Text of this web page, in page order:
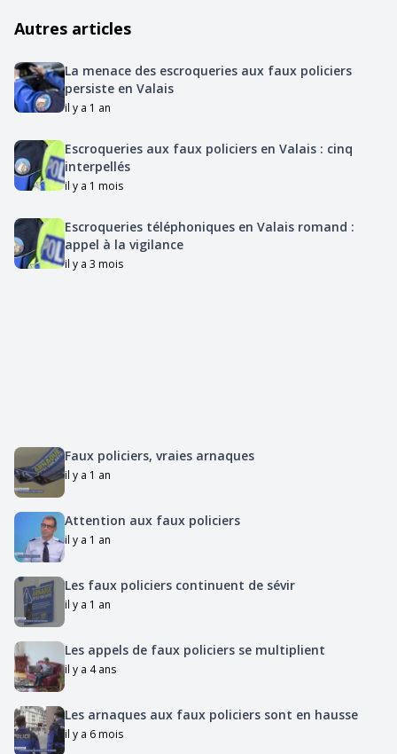
Autres articles
La menace des escroqueries aux faux policiers
persiste en Valais
il y a 1 an
Escroqueries aux faux policiers en Valais : cinq
interpellés
il y a 1 mois
Escroqueries téléphoniques en Valais romand :
appel à la vigilance
il y a 3 mois
Faux policiers, vraies arnaques
il y a 1 an
Attention aux faux policiers
il y a 1 an
Les faux policiers continuent de sévir
il y a 1 an
Les appels de faux policiers se multiplient
il y a 4 ans
Les arnaques aux faux policiers sont en hausse
il y a 6 mois